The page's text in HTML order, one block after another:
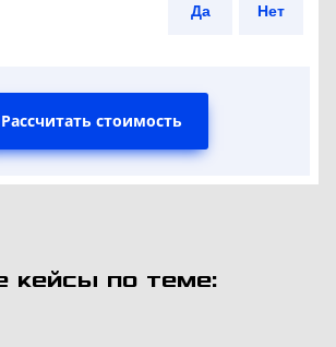
Да Нет
Рассчитать стоимость
кейсы по теме: